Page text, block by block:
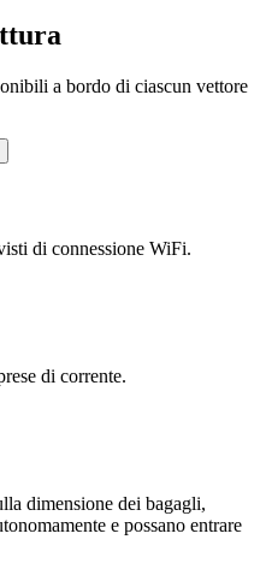
a bordo di ciascun vettore
di connessione WiFi.
di corrente.
dimensione dei bagagli,
e possano entrare